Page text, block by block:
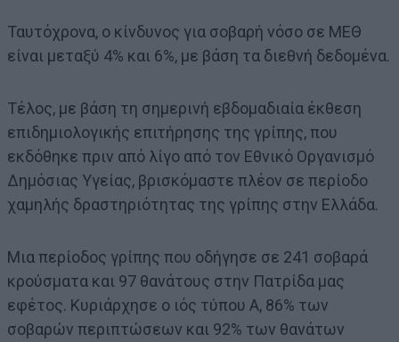
Ταυτόχρονα, ο κίνδυνος για σοβαρή νόσο σε ΜΕΘ
είναι μεταξύ 4% και 6%, με βάση τα διεθνή δεδομένα.
Τέλος, με βάση τη σημερινή εβδομαδιαία έκθεση
επιδημιολογικής επιτήρησης της γρίπης, που
εκδόθηκε πριν από λίγο από τον Εθνικό Οργανισμό
Δημόσιας Υγείας, βρισκόμαστε πλέον σε περίοδο
χαμηλής δραστηριότητας της γρίπης στην Ελλάδα.
Μια περίοδος γρίπης που οδήγησε σε 241 σοβαρά
κρούσματα και 97 θανάτους στην Πατρίδα μας
εφέτος. Κυριάρχησε ο ιός τύπου Α, 86% των
σοβαρών περιπτώσεων και 92% των θανάτων